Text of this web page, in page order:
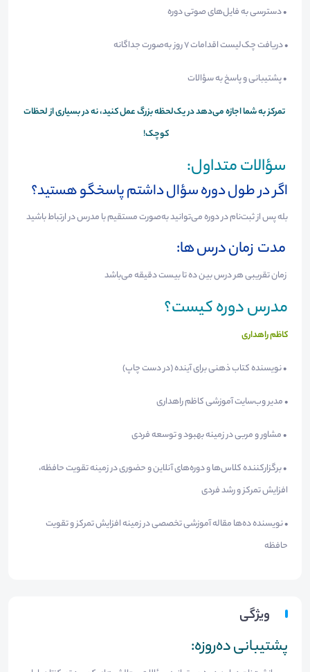
• دسترسی به فایل‌های صوتی دوره
• دریافت چک‌لیست اقدامات 7 روز به‌صورت جداگانه
• پشتیبانی و پاسخ به سؤالات
تمرکز به شما اجازه می‌دهد در یک‌لحظه بزرگ عمل کنید، نه در بسیاری از لحظات
کوچک!
سؤالات متداول:
اگر در طول دوره سؤال داشتم پاسخگو هستید؟
بله پس از ثبت‌نام در دوره می‌توانید به‌صورت مستقیم با مدرس در ارتباط باشید
مدت ‌زمان درس ها:
زمان تقریبی هر درس بین ده تا بیست دقیقه می‌باشد
مدرس دوره کیست؟
کاظم راهداری
• نویسنده کتاب ذهنی برای آینده (در دست چاپ)
• مدیر وب‌سایت آموزشی کاظم راهداری
• مشاور و مربی در زمینه بهبود و توسعه فردی
• برگزارکننده کلاس‌ها و دوره‌های آنلاین و حضوری در زمینه تقویت حافظه،
افزایش تمرکز و رشد فردی
• نویسنده ده‌ها مقاله آموزشی تخصصی در زمینه افزایش تمرکز و تقویت
حافظه
ویژگی
پشتیبانی ده‌روزه: